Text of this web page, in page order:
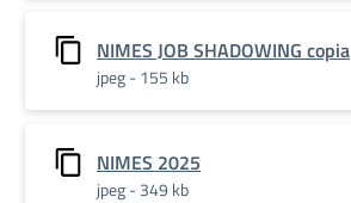
NIMES JOB SHADOWING copia
jpeg - 155 kb
NIMES 2025
jpeg - 349 kb